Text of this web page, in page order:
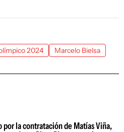
2024 Marcelo Bielsa
por la contratación de Matías Viña,